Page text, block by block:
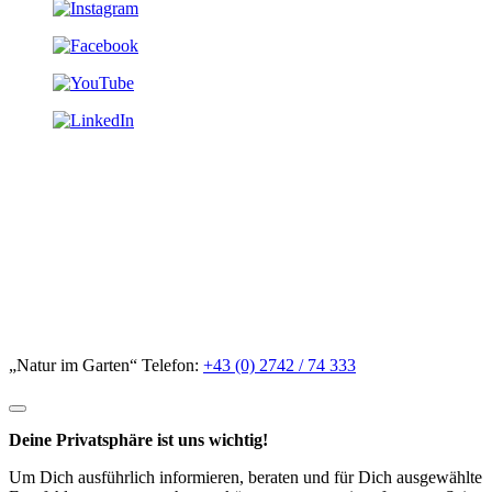
„Natur im Garten“ Telefon: +43 (0) 2742 / 74 333
Deine Privatsphäre ist uns wichtig!
Um Dich ausführlich informieren, beraten und für Dich ausgewählte